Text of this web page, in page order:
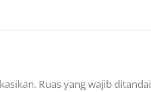
Ruas yang wajib ditandai